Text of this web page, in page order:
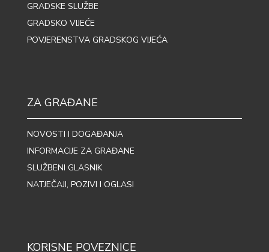
GRADSKE SLUŽBE
GRADSKO VIJEĆE
POVJERENSTVA GRADSKOG VIJEĆA
ZA GRAĐANE
NOVOSTI I DOGAĐANJA
INFORMACIJE ZA GRAĐANE
SLUŽBENI GLASNIK
NATJEČAJI, POZIVI I OGLASI
KORISNE POVEZNICE